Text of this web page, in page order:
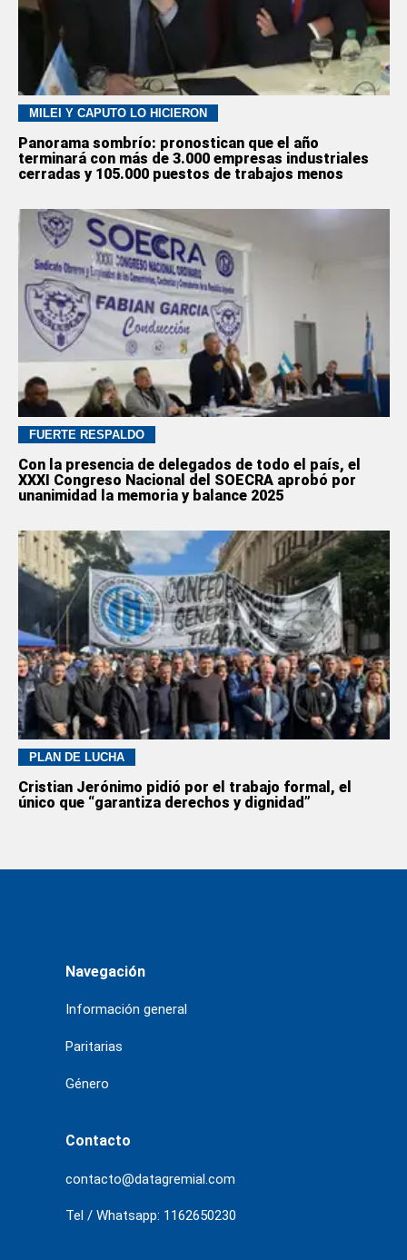
MILEI Y CAPUTO LO HICIERON
Panorama sombrío: pronostican que el año
terminará con más de 3.000 empresas industriales
cerradas y 105.000 puestos de trabajos menos
FUERTE RESPALDO
Con la presencia de delegados de todo el país, el
XXXI Congreso Nacional del SOECRA aprobó por
unanimidad la memoria y balance 2025
PLAN DE LUCHA
Cristian Jerónimo pidió por el trabajo formal, el
único que “garantiza derechos y dignidad”
Navegación
Información general
Paritarias
Género
Contacto
contacto@datagremial.com
Tel / Whatsapp: 1162650230